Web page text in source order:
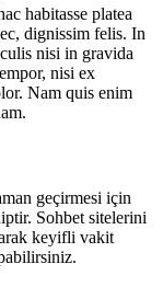
habitasse platea
dignissim felis. In
nisi in gravida
nisi ex
Nam quis enim
geçirmesi için
Sohbet sitelerini
keyifli vakit